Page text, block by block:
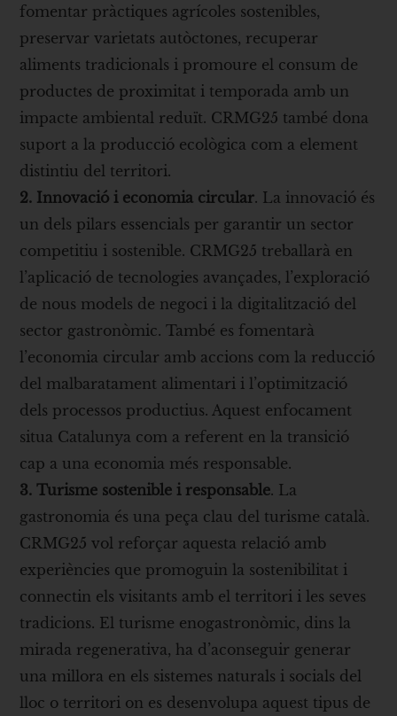
fomentar pràctiques agrícoles sostenibles,
preservar varietats autòctones, recuperar
aliments tradicionals i promoure el consum de
productes de proximitat i temporada amb un
impacte ambiental reduït. CRMG25 també dona
suport a la producció ecològica com a element
distintiu del territori.
2. Innovació i economia circular. La innovació és
un dels pilars essencials per garantir un sector
competitiu i sostenible. CRMG25 treballarà en
l’aplicació de tecnologies avançades, l’exploració
de nous models de negoci i la digitalització del
sector gastronòmic. També es fomentarà
l’economia circular amb accions com la reducció
del malbaratament alimentari i l’optimització
dels processos productius. Aquest enfocament
situa Catalunya com a referent en la transició
cap a una economia més responsable.
3. Turisme sostenible i responsable. La
gastronomia és una peça clau del turisme català.
CRMG25 vol reforçar aquesta relació amb
experiències que promoguin la sostenibilitat i
connectin els visitants amb el territori i les seves
tradicions. El turisme enogastronòmic, dins la
mirada regenerativa, ha d’aconseguir generar
una millora en els sistemes naturals i socials del
lloc o territori on es desenvolupa aquest tipus de